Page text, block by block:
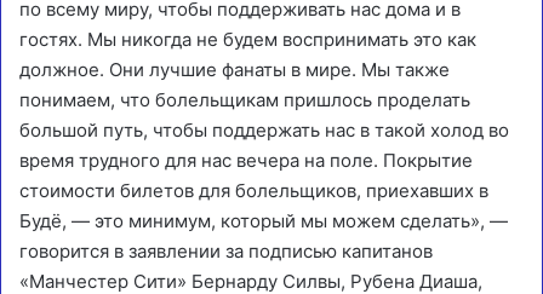
по всему миру, чтобы поддерживать нас дома и в
гостях. Мы никогда не будем воспринимать это как
должное. Они лучшие фанаты в мире. Мы также
понимаем, что болельщикам пришлось проделать
большой путь, чтобы поддержать нас в такой холод во
время трудного для нас вечера на поле. Покрытие
стоимости билетов для болельщиков, приехавших в
Будё, — это минимум, который мы можем сделать», —
говорится в заявлении за подписью капитанов
«Манчестер Сити» Бернарду Силвы, Рубена Диаша,